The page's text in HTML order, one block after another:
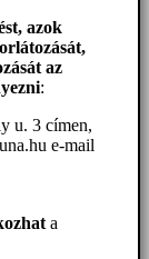
, azok
az
:
u. 3 címen,
e-mail
a